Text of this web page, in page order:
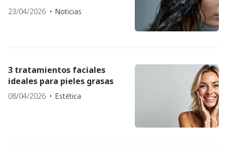
23/04/2026 Noticias
3 tratamientos faciales
ideales para pieles grasas
08/04/2026 Estética